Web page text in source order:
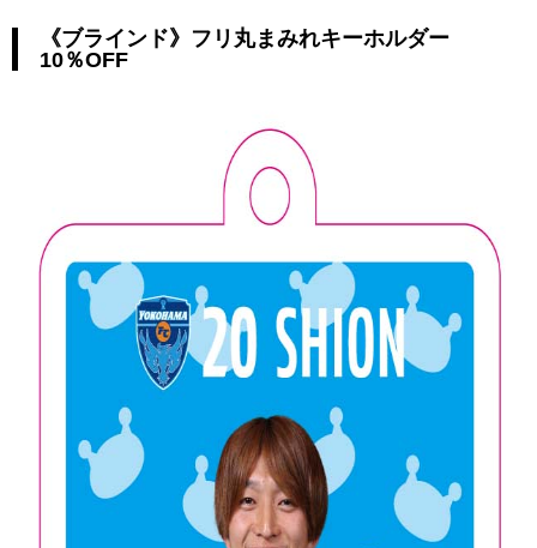
《ブラインド》フリ丸まみれキーホルダー
10％OFF